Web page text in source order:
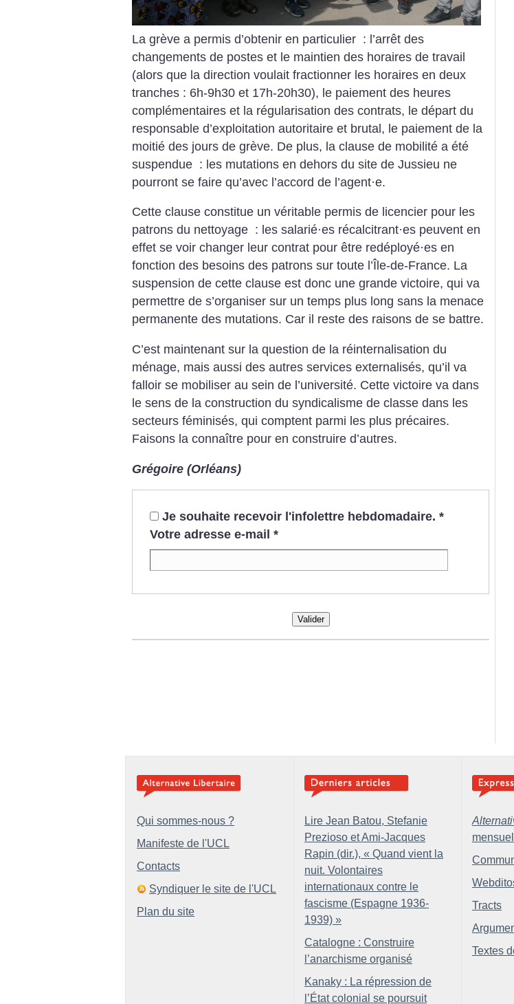
La grève a permis d’obtenir en particulier : l’arrêt des
changements de postes et le maintien des horaires de travail
(alors que la direction voulait fractionner les horaires en deux
tranches : 6h-9h30 et 17h-20h30), le paiement des heures
complémentaires et la régularisation des contrats, le départ du
responsable d’exploitation autoritaire et brutal, le paiement de la
moitié des jours de grève. De plus, la clause de mobilité a été
suspendue : les mutations en dehors du site de Jussieu ne
pourront se faire qu’avec l’accord de l’agent·e.
Cette clause constitue un véritable permis de licencier pour les
patrons du nettoyage : les salarié·es récalcitrant·es peuvent en
effet se voir changer leur contrat pour être redéployé·es en
fonction des besoins des patrons sur toute l’Île-de-France. La
suspension de cette clause est donc une grande victoire, qui va
permettre de s’organiser sur un temps plus long sans la menace
permanente des mutations. Car il reste des raisons de se battre.
C’est maintenant sur la question de la réinternalisation du
ménage, mais aussi des autres services externalisés, qu’il va
falloir se mobiliser au sein de l’université. Cette victoire va dans
le sens de la construction du syndicalisme de classe dans les
secteurs féminisés, qui comptent parmi les plus précaires.
Faisons la connaître pour en construire d’autres.
Grégoire (Orléans)
Je souhaite recevoir l'infolettre hebdomadaire. *
Votre adresse e-mail *
Valider
Qui sommes-nous ?
Manifeste de l'UCL
Contacts
Syndiquer le site de l'UCL
Plan du site
Lire Jean Batou, Stefanie
Prezioso et Ami-Jacques
Rapin (dir.), « Quand vient la
nuit. Volontaires
internationaux contre le
fascisme (Espagne 1936-
1939) »
Catalogne : Construire
l’anarchisme organisé
Kanaky : La répression de
l’État colonial se poursuit
mensuel
Tracts
Textes